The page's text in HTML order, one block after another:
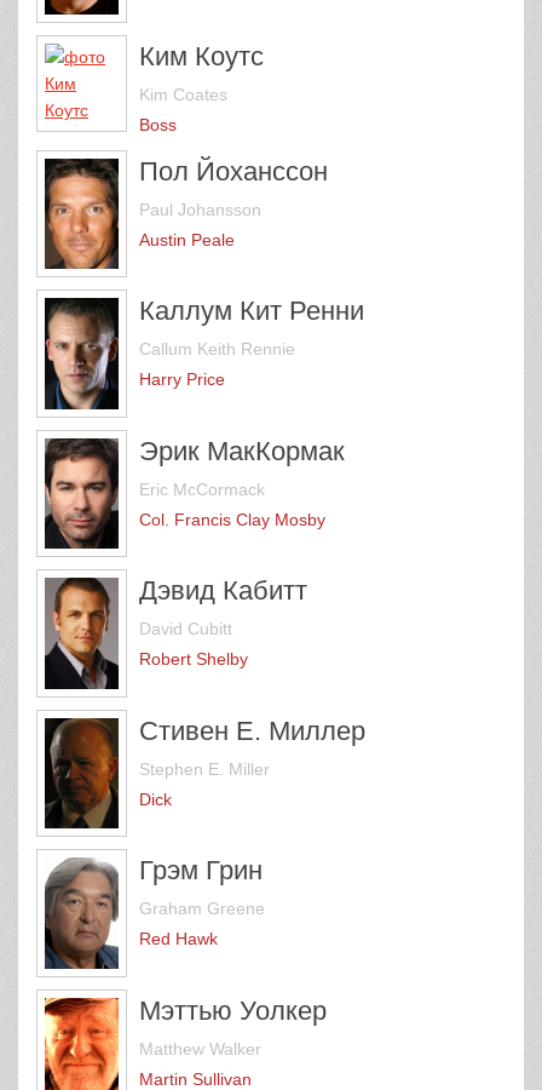
Ким Коутс
Kim Coates
Boss
Пол Йоханссон
Paul Johansson
Austin Peale
Каллум Кит Ренни
Callum Keith Rennie
Harry Price
Эрик МакКормак
Eric McCormack
Col. Francis Clay Mosby
Дэвид Кабитт
David Cubitt
Robert Shelby
Стивен Е. Миллер
Stephen E. Miller
Dick
Грэм Грин
Graham Greene
Red Hawk
Мэттью Уолкер
Matthew Walker
Martin Sullivan